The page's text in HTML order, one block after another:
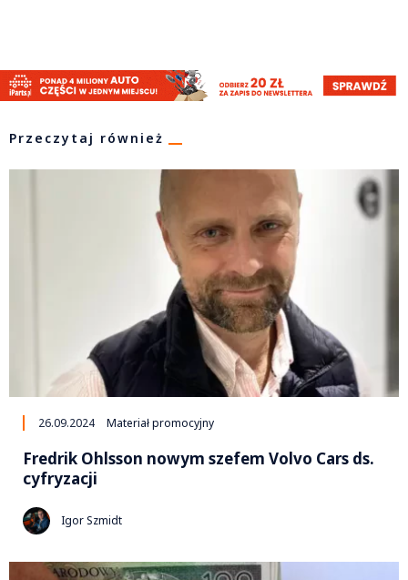
Przeczytaj również
26.09.2024 Materiał promocyjny
Fredrik Ohlsson nowym szefem Volvo Cars ds.
cyfryzacji
Igor Szmidt